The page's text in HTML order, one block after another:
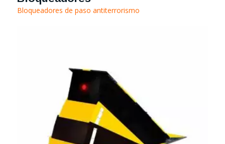
Bloqueadores de paso antiterrorismo